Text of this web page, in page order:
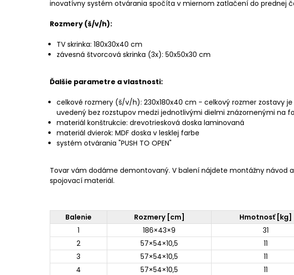
inovatívny systém otvárania spočíta v miernom zatlačení do prednej
Rozmery (š/v/h):
TV skrinka: 180x30x40 cm
závesná štvorcová skrinka (3x): 50x50x30 cm
Ďalšie parametre a vlastnosti:
celkové rozmery (š/v/h): 230x180x40 cm - celkový rozmer zostavy je
uvedený bez rozstupov medzi jednotlivými dielmi znázornenými na
materiál konštrukcie: drevotriesková doska laminovaná
materiál dvierok: MDF doska v lesklej farbe
systém otvárania "PUSH TO OPEN"
Tovar vám dodáme demontovaný. V balení nájdete montážny návod a
spojovací materiál.
Balenie Rozmery [cm]
Hmotnosť [kg]
1
186×43×9
31
2
57×54×10,5
11
3
57×54×10,5
11
4
57×54×10,5 11